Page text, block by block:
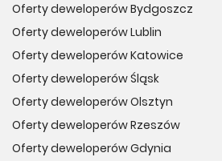
Oferty deweloperów Bydgoszcz
Oferty deweloperów Lublin
Oferty deweloperów Katowice
Oferty deweloperów Śląsk
Oferty deweloperów Olsztyn
Oferty deweloperów Rzeszów
Oferty deweloperów Gdynia